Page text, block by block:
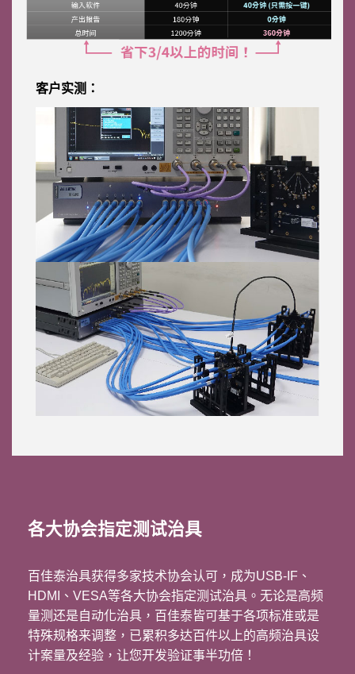
客户实测：
各大协会指定测试治具
百佳泰治具获得多家技术协会认可，成为USB-IF、
HDMI、VESA等各大协会指定测试治具。无论是高频
量测还是自动化治具，百佳泰皆可基于各项标准或是
特殊规格来调整，已累积多达百件以上的高频治具设
计案量及经验，让您开发验证事半功倍！